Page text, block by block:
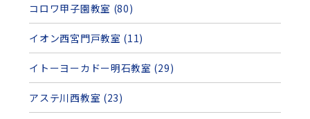
コロワ甲子園教室 (80)
イオン西宮門戸教室 (11)
イトーヨーカドー明石教室 (29)
アステ川西教室 (23)